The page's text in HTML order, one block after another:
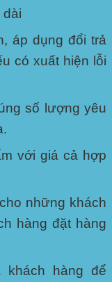
dài
áp dụng đổi trả
có xuất hiện lỗi
số lượng yêu
với giá cả hợp
những khách
hàng đặt hàng
khách hàng để